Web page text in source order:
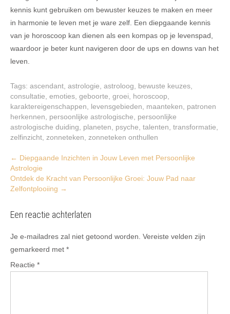
kennis kunt gebruiken om bewuster keuzes te maken en meer
in harmonie te leven met je ware zelf. Een diepgaande kennis
van je horoscoop kan dienen als een kompas op je levenspad,
waardoor je beter kunt navigeren door de ups en downs van het
leven.
Tags: ascendant astrologie astroloog bewuste keuzes
consultatie emoties geboorte groei horoscoop
karaktereigenschappen
levensgebieden maanteken
patronen
herkennen
persoonlijke astrologische
persoonlijke
astrologische duiding
planeten psyche talenten transformatie
zelfinzicht zonneteken zonneteken onthullen
Post
navigation
← Diepgaande Inzichten in Jouw Leven met Persoonlijke
Astrologie
Ontdek de Kracht van Persoonlijke Groei: Jouw Pad naar
Zelfontplooiing →
Een reactie achterlaten
Je e-mailadres zal niet getoond worden. Vereiste velden zijn
gemarkeerd met *
Reactie *